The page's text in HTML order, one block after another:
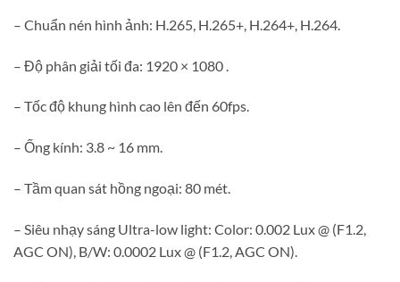
– Chuẩn nén hình ảnh: H.265, H.265+, H.264+, H.264.
– Độ phân giải tối đa: 1920 × 1080 .
– Tốc độ khung hình cao lên đến 60fps.
– Ống kính: 3.8 ~ 16 mm.
– Tầm quan sát hồng ngoại: 80 mét.
– Siêu nhạy sáng Ultra-low light: Color: 0.002 Lux @ (F1.2,
AGC ON), B/W: 0.0002 Lux @ (F1.2, AGC ON).